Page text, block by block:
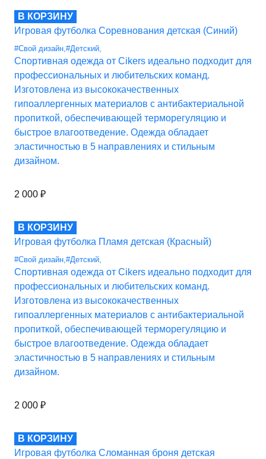
В КОРЗИНУ
Игровая футболка Соревнования детская (Синий)
#Свой дизайн,#Детский,
Спортивная одежда от Cikers идеально подходит для
профессиональных и любительских команд.
Изготовлена из высококачественных
гипоаллергенных материалов с антибактериальной
пропиткой, обеспечивающей терморегуляцию и
быстрое влагоотведение. Одежда обладает
эластичностью в 5 направлениях и стильным
дизайном.
2 000 ₽
В КОРЗИНУ
Игровая футболка Пламя детская (Красный)
#Свой дизайн,#Детский,
Спортивная одежда от Cikers идеально подходит для
профессиональных и любительских команд.
Изготовлена из высококачественных
гипоаллергенных материалов с антибактериальной
пропиткой, обеспечивающей терморегуляцию и
быстрое влагоотведение. Одежда обладает
эластичностью в 5 направлениях и стильным
дизайном.
2 000 ₽
В КОРЗИНУ
Игровая футболка Сломанная броня детская